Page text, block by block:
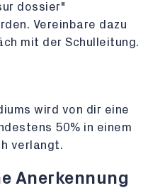
dossier"
Vereinbare dazu
mit der Schulleitung.
wird von dir eine
50% in einem
verlangt.
Anerkennung